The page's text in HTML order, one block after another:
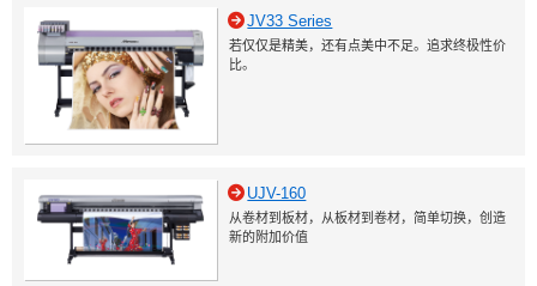
JV33 Series
若仅仅是精美，还有点美中不足。追求终极性价
比。
UJV-160
从卷材到板材，从板材到卷材，简单切换，创造
新的附加价值